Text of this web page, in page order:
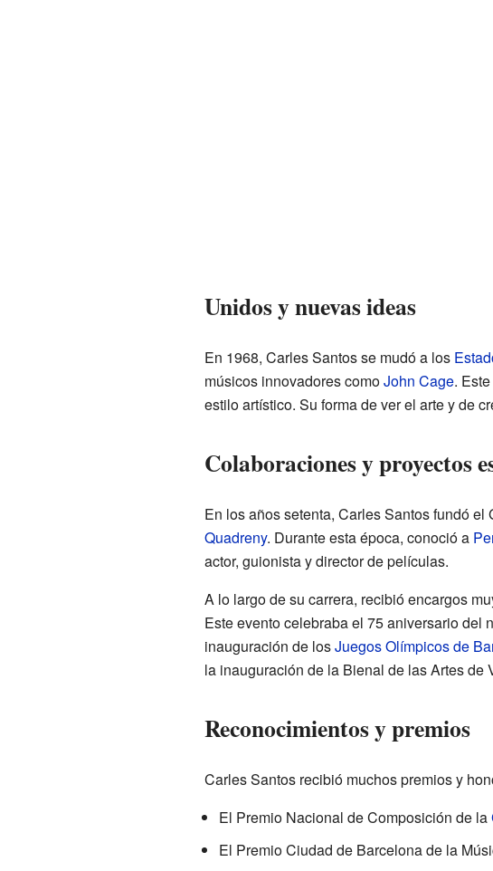
Unidos y nuevas ideas
En 1968, Carles Santos se mudó a los
músicos innovadores comoJohn Cage.
estilo artístico. Su forma de ver el arte y de
Colaboraciones y proyectos
En los años setenta, Carles Santos fundó
Quadreny. Durante esta época, conoció a
actor, guionista y director de películas.
A lo largo de su carrera, recibió encargos
Este evento celebraba el 75 aniversario del
inauguración de losJuegos Olímpicos de
la inauguración de la Bienal de las Artes de
Reconocimientos y premios
Carles Santos recibió muchos premios y
El Premio Nacional de Composición de la
El Premio Ciudad de Barcelona de la